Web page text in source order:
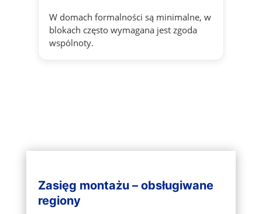
W domach formalności są minimalne, w
blokach często wymagana jest zgoda
wspólnoty.
Zasięg montażu – obsługiwane
regiony